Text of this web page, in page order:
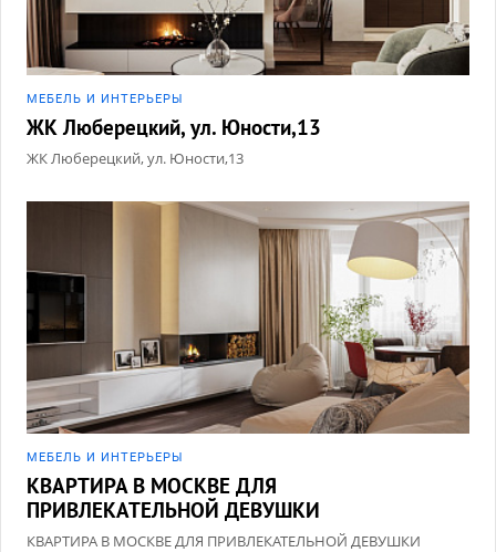
МЕБЕЛЬ И ИНТЕРЬЕРЫ
ЖК Люберецкий, ул. Юности,13
ЖК Люберецкий, ул. Юности,13
МЕБЕЛЬ И ИНТЕРЬЕРЫ
КВАРТИРА В МОСКВЕ ДЛЯ
ПРИВЛЕКАТЕЛЬНОЙ ДЕВУШКИ
КВАРТИРА В МОСКВЕ ДЛЯ ПРИВЛЕКАТЕЛЬНОЙ ДЕВУШКИ